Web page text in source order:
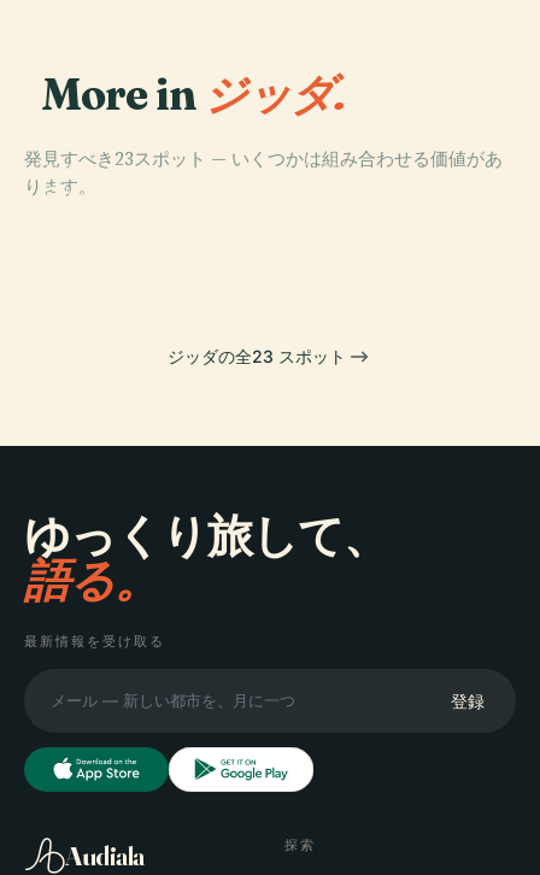
More in ジッダ.
発見すべき23スポット — いくつかは組み合わせる価値があ
ります。
PLACE
キングダム・タ
PLACE
PLACE
ジッダの全23 スポット
ゆっくり旅して、
語る。
最新情報を受け取る
登録
Audiala 探索